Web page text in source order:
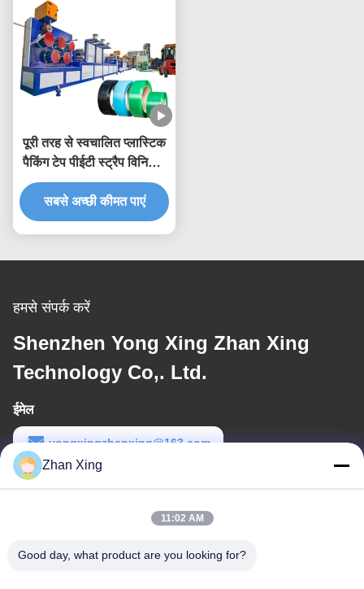
पूरी तरह से स्वचालित प्लास्टिक
पैकिंग टेप पीईटी स्ट्रैप विनिर्माण
मशीन
सबसे अच्छी कीमत पाएं
हमसे संपर्क करें
Shenzhen Yong Xing Zhan Xing
Technology Co,. Ltd.
ईमेल
yongxingzhanxing@163.com
कार्य समय
Zhan Xing
11:02 AM
Good day, what product are you looking for?